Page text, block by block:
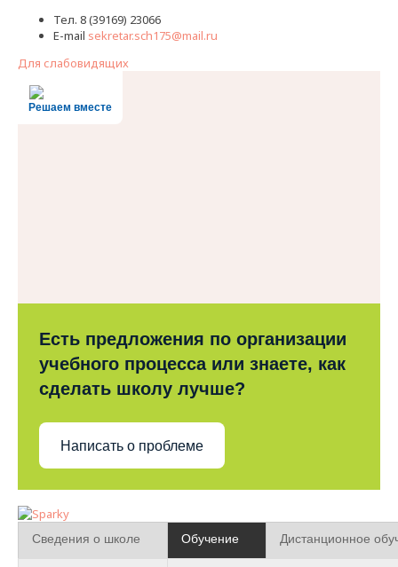
Тел. 8 (39169) 23066
E-mail sekretar.sch175@mail.ru
Для слабовидящих
Решаем вместе
Есть предложения по организации
учебного процесса или знаете, как
сделать школу лучше?
Написать о проблеме
Сведения о школе Обучение Дистанционное